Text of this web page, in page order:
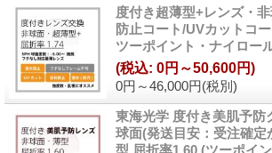
度付き超薄型+レンズ・
防止コート/UVカットコ
ツーポイント・ナイロー
0円～46,000円(税別)
(税込: 0円～50,600円)
東海光学 度付き美肌予防
球面(発送目安：受注確定
型 屈折率1.60 (ツーポイ